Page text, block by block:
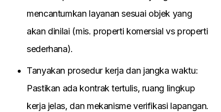
mencantumkan layanan sesuai objek yang
akan dinilai (mis. properti komersial vs properti
sederhana).
Tanyakan prosedur kerja dan jangka waktu:
Pastikan ada kontrak tertulis, ruang lingkup
kerja jelas, dan mekanisme verifikasi lapangan.